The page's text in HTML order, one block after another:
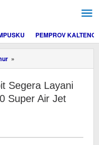
PEMPROV KALTENG
»
Haji
Sampit
Segera
Layani
Super
Segera Layani
Super Air Jet